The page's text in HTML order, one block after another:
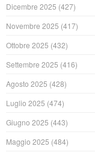
Dicembre 2025 (427)
Novembre 2025 (417)
Ottobre 2025 (432)
Settembre 2025 (416)
Agosto 2025 (428)
Luglio 2025 (474)
Giugno 2025 (443)
Maggio 2025 (484)